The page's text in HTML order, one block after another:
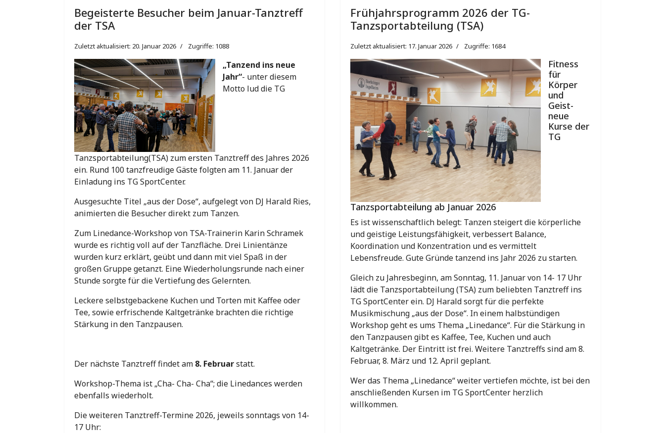
Begeisterte Besucher beim Januar-Tanztreff
der TSA
Zuletzt aktualisiert: 20. Januar 2026 Zugriffe: 1088
„Tanzend ins neue
Jahr“- unter diesem
Motto lud die TG
Tanzsportabteilung(TSA) zum ersten Tanztreff des Jahres 2026
ein. Rund 100 tanzfreudige Gäste folgten am 11. Januar der
Einladung ins TG SportCenter.
Ausgesuchte Titel „aus der Dose“, aufgelegt von DJ Harald Ries,
animierten die Besucher direkt zum Tanzen.
Zum Linedance-Workshop von TSA-Trainerin Karin Schramek
wurde es richtig voll auf der Tanzfläche. Drei Linientänze
wurden kurz erklärt, geübt und dann mit viel Spaß in der
großen Gruppe getanzt. Eine Wiederholungsrunde nach einer
Stunde sorgte für die Vertiefung des Gelernten.
Leckere selbstgebackene Kuchen und Torten mit Kaffee oder
Tee, sowie erfrischende Kaltgetränke brachten die richtige
Stärkung in den Tanzpausen.
Der nächste Tanztreff findet am 8. Februarstatt.
Workshop-Thema ist „Cha- Cha- Cha“; die Linedances werden
ebenfalls wiederholt.
Die weiteren Tanztreff-Termine 2026, jeweils sonntags von 14-
17 Uhr:
Frühjahrsprogramm 2026 der TG-
Tanzsportabteilung (TSA)
Zuletzt aktualisiert: 17. Januar 2026 Zugriffe: 1684
Fitness
für
Körper
und
Geist-
neue
Kurse der
TG
Tanzsportabteilung ab Januar 2026
Es ist wissenschaftlich belegt: Tanzen steigert die körperliche
und geistige Leistungsfähigkeit, verbessert Balance,
Koordination und Konzentration und es vermittelt
Lebensfreude. Gute Gründe tanzend ins Jahr 2026 zu starten.
Gleich zu Jahresbeginn, am Sonntag, 11. Januar von 14- 17 Uhr
lädt die Tanzsportabteilung (TSA) zum beliebten Tanztreff ins
TG SportCenter ein. DJ Harald sorgt für die perfekte
Musikmischung „aus der Dose“. In einem halbstündigen
Workshop geht es ums Thema „Linedance“. Für die Stärkung in
den Tanzpausen gibt es Kaffee, Tee, Kuchen und auch
Kaltgetränke. Der Eintritt ist frei. Weitere Tanztreffs sind am 8.
Februar, 8. März und 12. April geplant.
Wer das Thema „Linedance“ weiter vertiefen möchte, ist bei den
anschließenden Kursen im TG SportCenter herzlich
willkommen.